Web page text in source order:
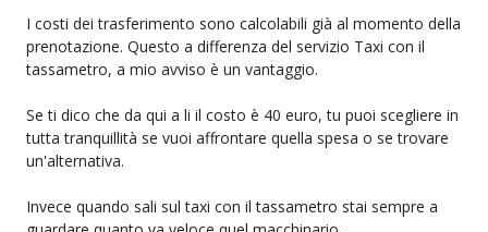
I costi dei trasferimento sono calcolabili già al momento della
prenotazione. Questo a differenza del servizio Taxi con il
tassametro, a mio avviso è un vantaggio.
Se ti dico che da qui a li il costo è 40 euro, tu puoi scegliere in
tutta tranquillità se vuoi affrontare quella spesa o se trovare
un'alternativa.
Invece quando sali sul taxi con il tassametro stai sempre a